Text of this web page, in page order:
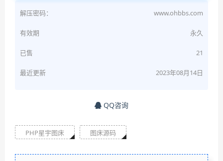
解压密码： www.ohbbs.com
有效期 永久
已售 21
最近更新 2023年08月14日
QQ咨询
PHP星宇图床 图床源码